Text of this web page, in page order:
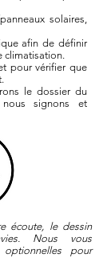
solaires,
afin de définir
climatisation.
pour vérifier que
le dossier du
signons et
écoute, le dessin
Nous vous
pour